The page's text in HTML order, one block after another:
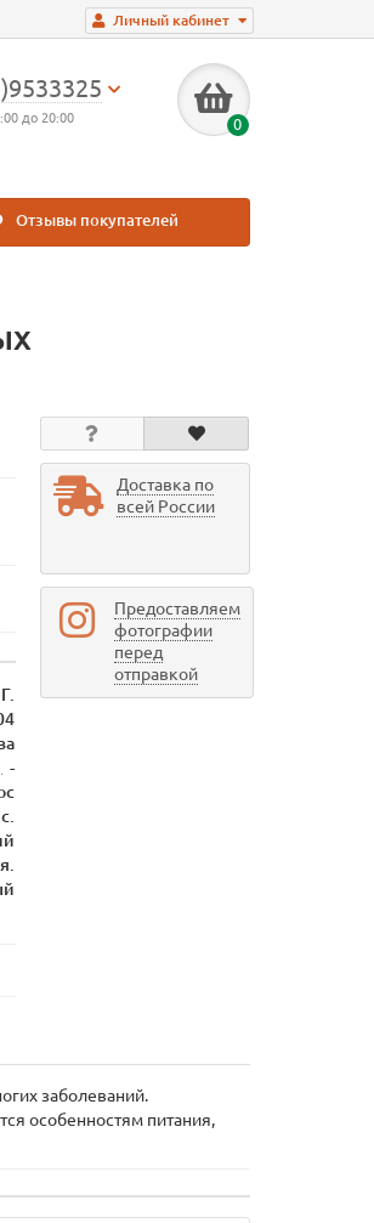
Личный кабинет
до 20:00 0
Отзывы покупателей
-
Доставка по
всей России
Предоставляем
фотографии
перед
отправкой
заболеваний.
особенностям питания,